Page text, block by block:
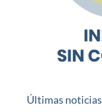
Últimas noticias